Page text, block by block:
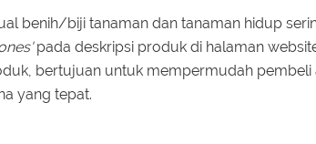
benih/biji tanaman dan tanaman hidup
pada deskripsi produk di halaman
bertujuan untuk mempermudah pembeli
yang tepat.